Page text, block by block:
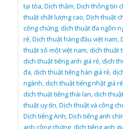
tại tòa,Dịch thầm,Dịch thông tin
thuật chất lượng cao,Dịch thuật
công chứng,dịch thuật đa ngôn
rẻ,Dịch thuật hàng đầu việt nam,
thuật số một việt nam,dịch thuật
dịch thuật tiếng anh giá rẻ,dịch
đa,dịch thuật tiếng hàn giá rẻ,
ngành,dịch thuật tiếng nhật giá rẻ
dịch thuật tiếng thái lan,dịch
thuật uy tín,Dịch thuật và công
Dịch tiếng Anh,Dịch tiếng anh
anh công chứng,dịch tiếng anh